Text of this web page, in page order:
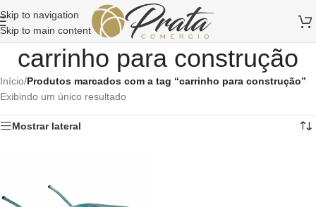
Skip to navigation
Skip to main content
carrinho para construção
Início/Produtos marcados com a tag “carrinho para construção”
Exibindo um único resultado
Mostrar lateral